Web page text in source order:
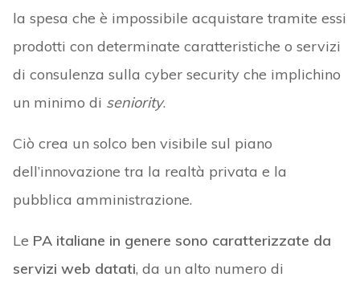
la spesa che è impossibile acquistare tramite essi
prodotti con determinate caratteristiche o servizi
di consulenza sulla cyber security che implichino
un minimo di seniority.
Ciò crea un solco ben visibile sul piano
dell’innovazione tra la realtà privata e la
pubblica amministrazione.
Le PA italiane in genere sono caratterizzate da
servizi web datati, da un alto numero di